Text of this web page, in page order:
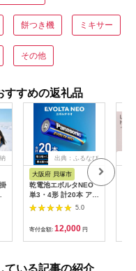
餅つき機 ミキサー
その他
すすめの返礼品
出典：ふるなび
大阪府 貝塚市
乾電池エボルタNEO
単3・4形 計20本 アル
カリ乾電池 パナソニ
5.0
寄付金額: 12,000 円
ている記事の紹介